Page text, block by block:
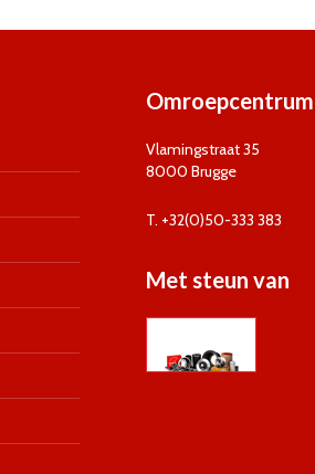
Omroepcentrum
Vlamingstraat 35
8000 Brugge
T. +32(0)50-333 383
Met steun van